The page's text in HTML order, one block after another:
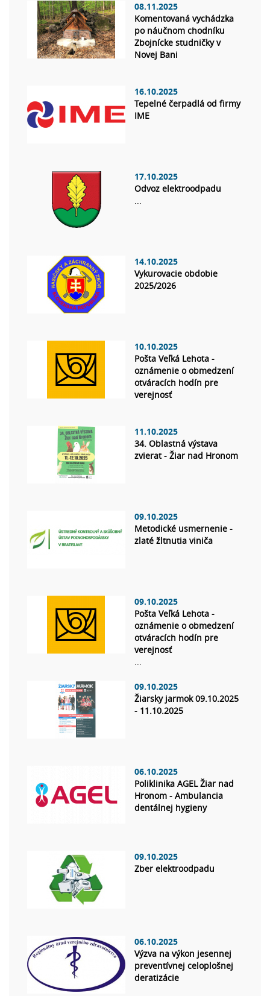
08.11.2025
Komentovaná vychádzka
po náučnom chodníku
Zbojnícke studničky v
Novej Bani
16.10.2025
Tepelné čerpadlá od firmy
IME
17.10.2025
Odvoz elektroodpadu
...
14.10.2025
Vykurovacie obdobie
2025/2026
10.10.2025
Pošta Veľká Lehota -
oznámenie o obmedzení
otváracích hodín pre
verejnosť
11.10.2025
34. Oblastná výstava
zvierat - Žiar nad Hronom
09.10.2025
Metodické usmernenie -
zlaté žltnutia viniča
09.10.2025
Pošta Veľká Lehota -
oznámenie o obmedzení
otváracích hodín pre
verejnosť
...
09.10.2025
Žiarsky jarmok 09.10.2025
- 11.10.2025
06.10.2025
Poliklinika AGEL Žiar nad
Hronom - Ambulancia
dentálnej hygieny
09.10.2025
Zber elektroodpadu
06.10.2025
Výzva na výkon jesennej
preventívnej celoplošnej
deratizácie